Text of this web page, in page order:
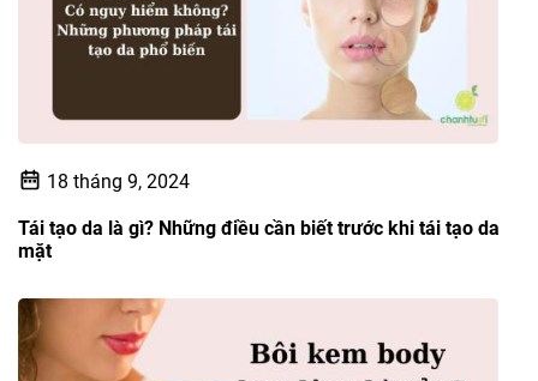
18 tháng 9, 2024
Tái tạo da là gì? Những điều cần biết trước khi tái tạo da
mặt